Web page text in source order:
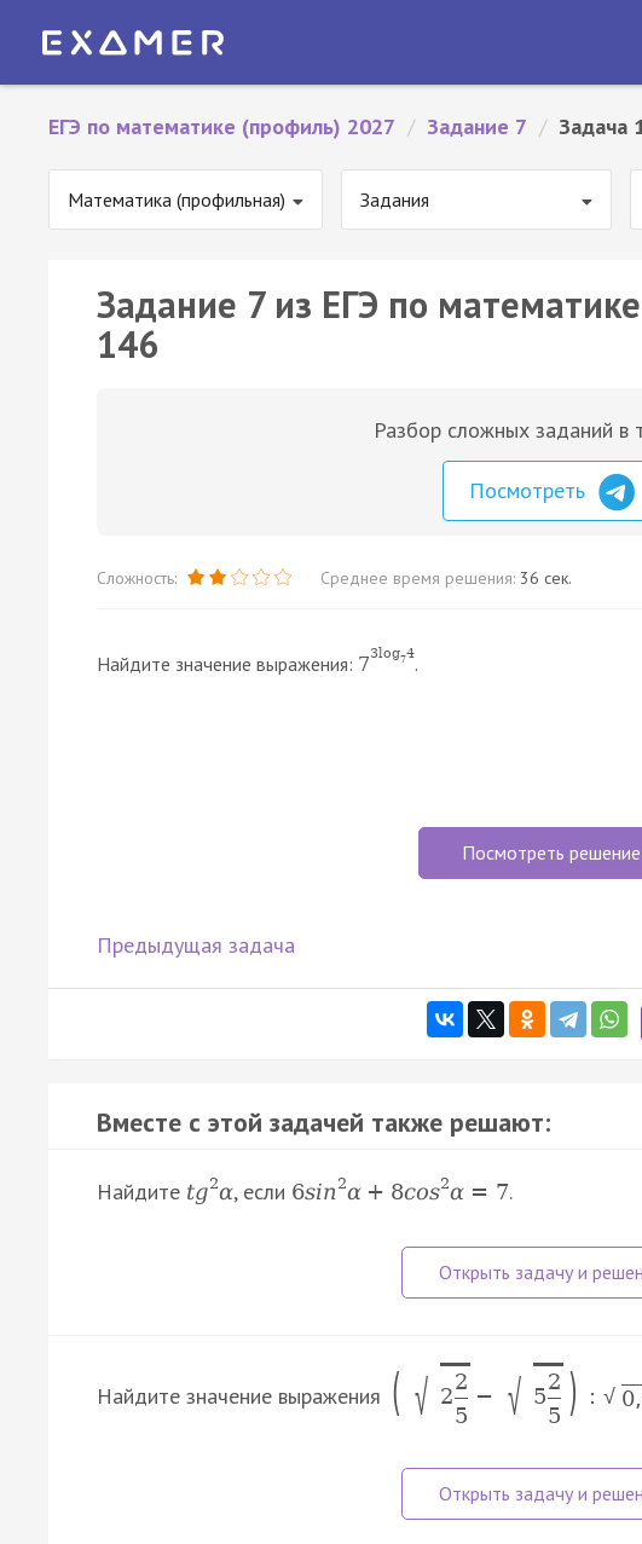
ЕГЭ по математике (профиль) 2027 / Задание 7 / Задача
Математика (профильная) Задания
Задание 7 из ЕГЭ по
146
Разбор сложных заданий в
Посмотреть
Сложность: Среднее время решения: 36 сек.
Найдите значение выражения: 73log74.
Посмотреть решение
Предыдущая задача
Вместе с этой задачей также решают:
Найдите tg2α, если 6sin 2α + 8cos2α = 7.
Найдите значение выражения ( √ 2
2
5
− √ 5
2
5 ) : √ 0,